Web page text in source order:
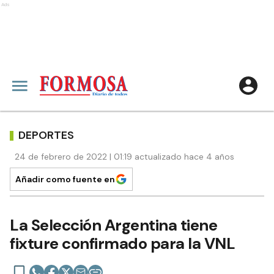
Ads
DEPORTES
24 de febrero de 2022 | 01:19 actualizado hace 4 años
Añadir como fuente en
La Selección Argentina tiene
fixture confirmado para la VNL